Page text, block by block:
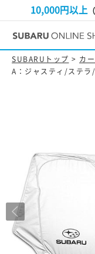
10,000円以上
SUBARUトップ > カ
A：ジャスティ/ステラ/